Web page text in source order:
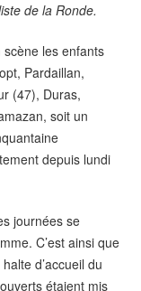
de la Ronde.
les enfants
Pardaillan,
(47), Duras,
soit un
depuis lundi
journées se
C’est ainsi que
d’accueil du
étaient mis